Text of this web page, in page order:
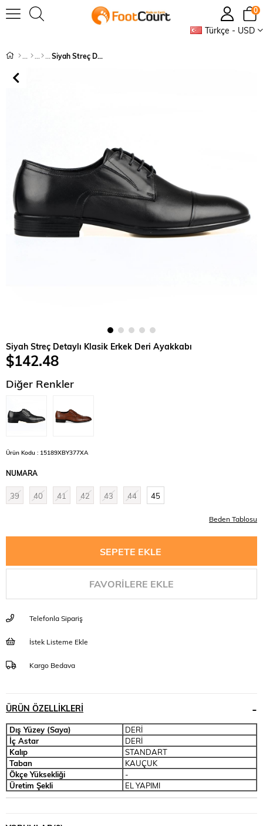
Türkçe - USD
0
Siyah Streç Detaylı Klasik Erkek Deri Ayakkabı
Siyah Streç Detaylı Klasik Erkek Deri Ayakkabı
$142.48
Diğer Renkler
Ürün Kodu : 15189XBY377XA
NUMARA
39 40 41 42 43 44 45
Beden Tablosu
FAVORILERE EKLE
Telefonla Sipariş
İstek Listeme Ekle
Kargo Bedava
ÜRÜN ÖZELLIKLERI
Dış Yüzey (Saya)
DERİ
İç Astar
DERİ
Kalıp
STANDART
Taban
KAUÇUK
Ökçe Yüksekliği
-
Üretim Şekli
EL YAPIMI